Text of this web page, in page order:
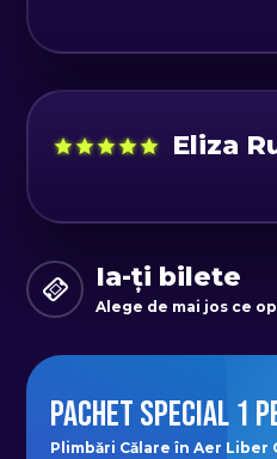
Număr deEliza
Ia-ți bilete
Alege de mai jos ce
PACHET SPECIAL 1
Plimbări Călare în Aer Liber